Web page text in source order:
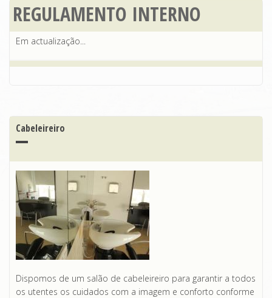
REGULAMENTO INTERNO
Em actualização...
Cabeleireiro
Dispomos de um salão de cabeleireiro para garantir a todos
os utentes os cuidados com a imagem e conforto conforme